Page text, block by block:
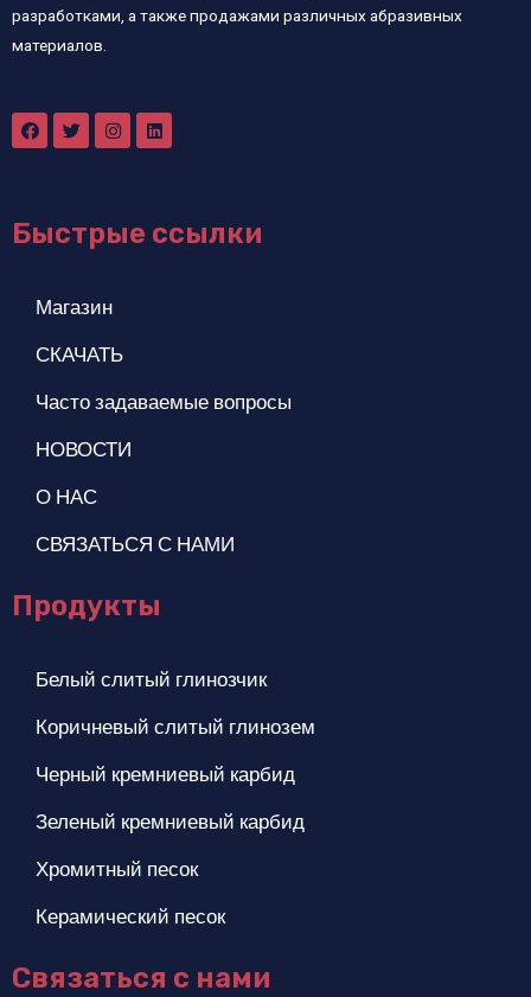
разработками, а также продажами различных абразивных
материалов.
Быстрые ссылки
Магазин
СКАЧАТЬ
Часто задаваемые вопросы
НОВОСТИ
О НАС
СВЯЗАТЬСЯ С НАМИ
Продукты
Белый слитый глинозчик
Коричневый слитый глинозем
Черный кремниевый карбид
Зеленый кремниевый карбид
Хромитный песок
Керамический песок
Связаться с нами